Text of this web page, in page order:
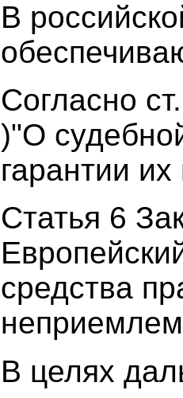
В
Согласно
)"О
гарантии
Статья 6
средства
В целях